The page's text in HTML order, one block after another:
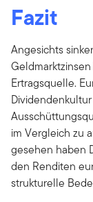
Fazit
Angesichts
Ertragsquelle.
im Vergleich zu
gesehen haben
den Renditen
strukturelle